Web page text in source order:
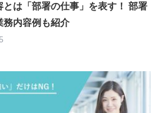
とは「部署の仕事」を表す！ 部署
務内容例も紹介